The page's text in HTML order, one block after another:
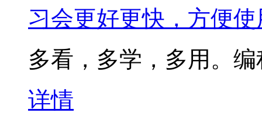
习会更好更快，方便使
多看，多学，多用。
详情